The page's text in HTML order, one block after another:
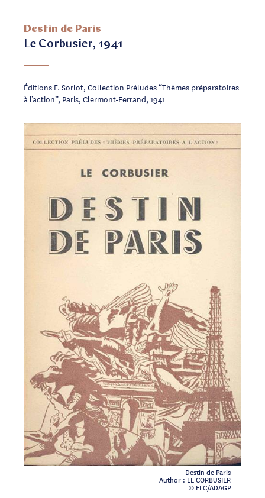
Destin de Paris
Le Corbusier, 1941
Destin de Paris
Author : LE CORBUSIER
© FLC/ADAGP
Éditions F. Sorlot, Collection Préludes “Thèmes préparatoires
à l’action”, Paris, Clermont-Ferrand, 1941